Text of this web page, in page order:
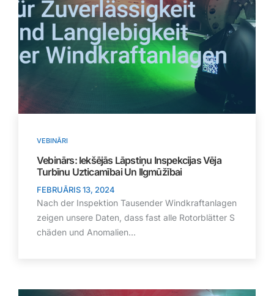
VEBINĀRI
Vebinārs: Iekšējās Lāpstiņu Inspekcijas Vēja
Turbīnu Uzticamībai Un Ilgmūžībai
FEBRUĀRIS 13, 2024
Nach der Inspektion Tausender Windkraftanlagen
zeigen unsere Daten, dass fast alle Rotorblätter S
chäden und Anomalien...